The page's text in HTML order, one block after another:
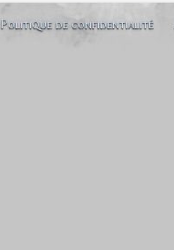
Politique de confidentialité